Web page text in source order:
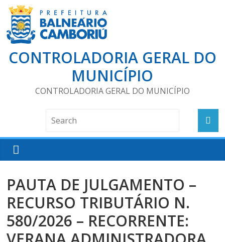
CONTROLADORIA GERAL DO
MUNICÍPIO
CONTROLADORIA GERAL DO MUNICÍPIO
PAUTA DE JULGAMENTO –
RECURSO TRIBUTÁRIO N.
580/2026 – RECORRENTE: